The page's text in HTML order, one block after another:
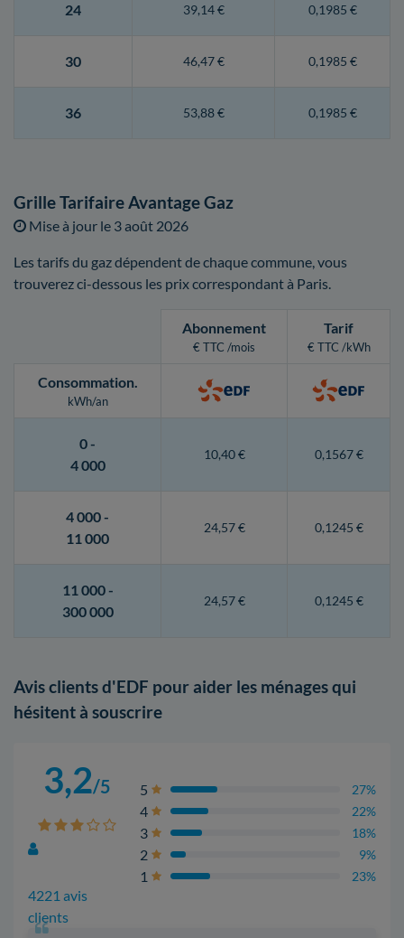
24 39,14 € 0,1985 €
30 46,47 € 0,1985 €
36 53,88 € 0,1985 €
Grille Tarifaire Avantage Gaz
Mise à jour le 3 août 2026
Les tarifs du gaz dépendent de chaque commune, vous
trouverez ci-dessous les prix correspondant à Paris.
Abonnement
€ TTC /mois
Tarif
€ TTC /kWh
Consommation.
kWh/an
0 -
4 000
10,40 € 0,1567 €
4 000 -
11 000
24,57 € 0,1245 €
11 000 -
300 000
24,57 € 0,1245 €
Avis clients d'EDF pour aider les ménages qui
hésitent à souscrire
3,2/5
4221 avis
clients
5 27%
4 22%
3 18%
2 9%
1 23%